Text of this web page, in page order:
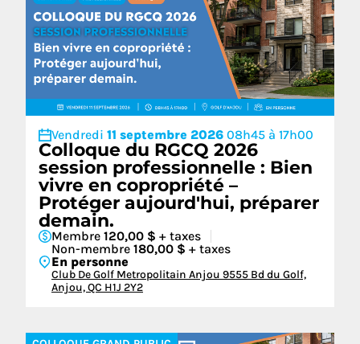
Vendredi 11 septembre 2026 08h45 à 17h00
Colloque du RGCQ 2026
session professionnelle : Bien
vivre en copropriété –
Protéger aujourd'hui, préparer
demain.
Membre 120,00 $ + taxes
Non-membre 180,00 $ + taxes
En personne
Club De Golf Metropolitain Anjou 9555 Bd du Golf,
Anjou, QC H1J 2Y2